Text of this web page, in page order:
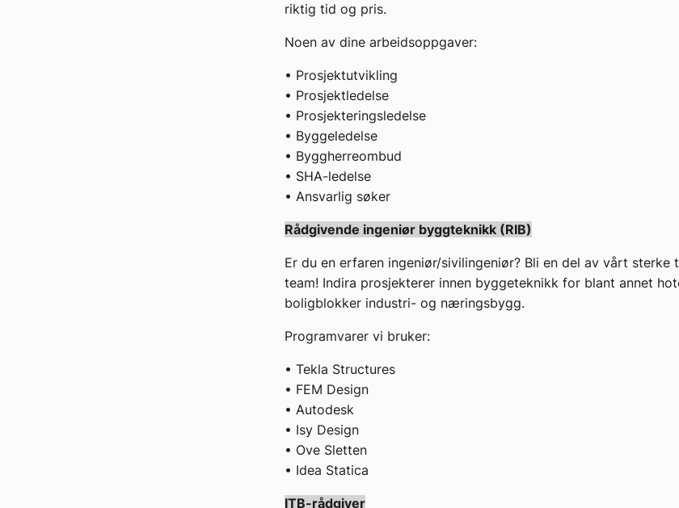
riktig tid og pris.
Noen av dine arbeidsoppgaver:
• Prosjektutvikling
• Prosjektledelse
• Prosjekteringsledelse
• Byggeledelse
• Byggherreombud
• SHA-ledelse
• Ansvarlig søker
Rådgivende ingeniør byggteknikk (RIB)
Er du en erfaren ingeniør/sivilingeniør? Bli en del av vårt sterke
team! Indira prosjekterer innen byggeteknikk for blant annet
boligblokker industri- og næringsbygg.
Programvarer vi bruker:
• Tekla Structures
• FEM Design
• Autodesk
• Isy Design
• Ove Sletten
• Idea Statica
ITB-rådgiver